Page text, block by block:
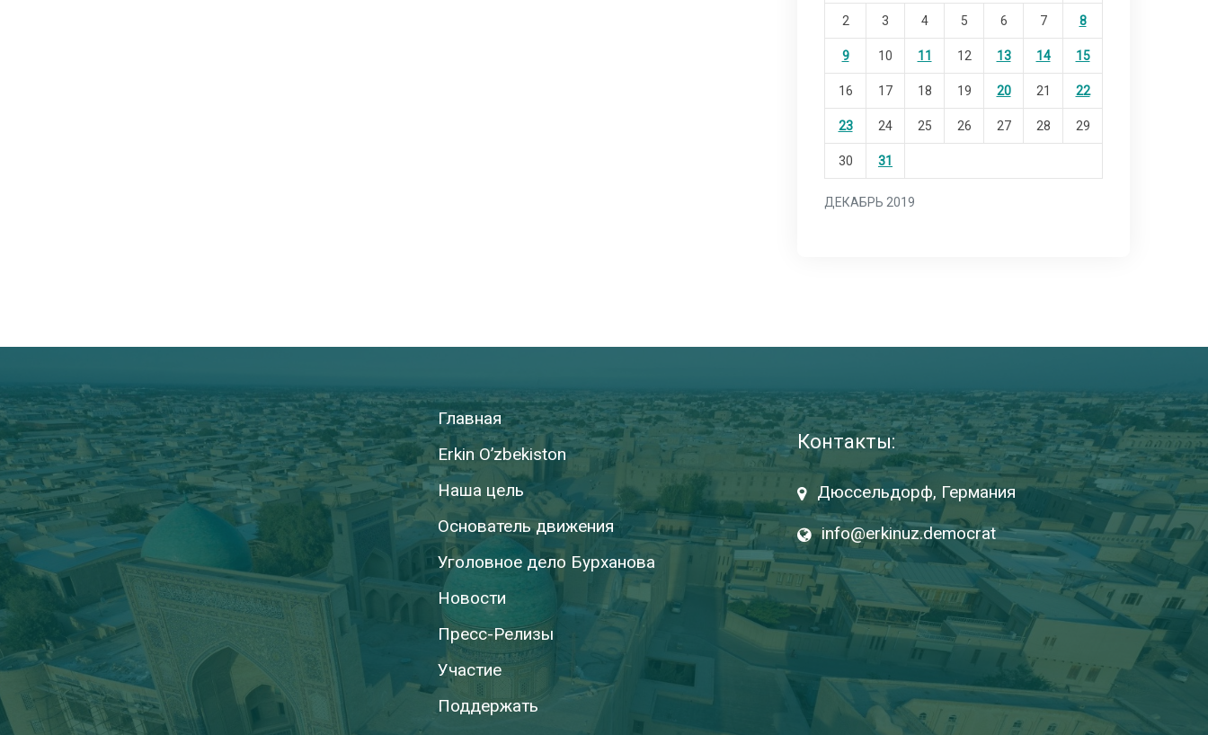
ДЕКАБРЬ 2019
2 3 4 5 6 7 8
9 10 11 12 13 14 15
16 17 18 19 20 21 22
23 24 25 26 27 28 29
30 31
Главная
Erkin O’zbekiston
Наша цель
Основатель движения
Уголовное дело Бурханова
Новости
Пресс-Релизы
Участие
Поддержать
Контакты:
Дюссельдорф, Германия
info@erkinuz.democrat